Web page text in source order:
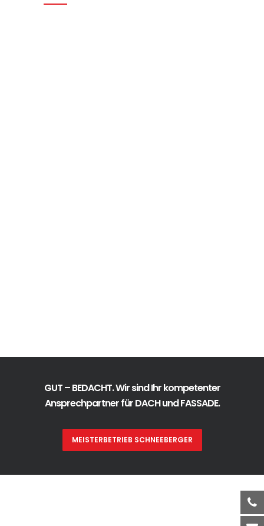
GUT – BEDACHT. Wir sind Ihr kompetenter
Ansprechpartner für DACH und FASSADE.
MEISTERBETRIEB SCHNEEBERGER